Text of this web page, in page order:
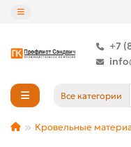
+7
Все категории
Кровельные